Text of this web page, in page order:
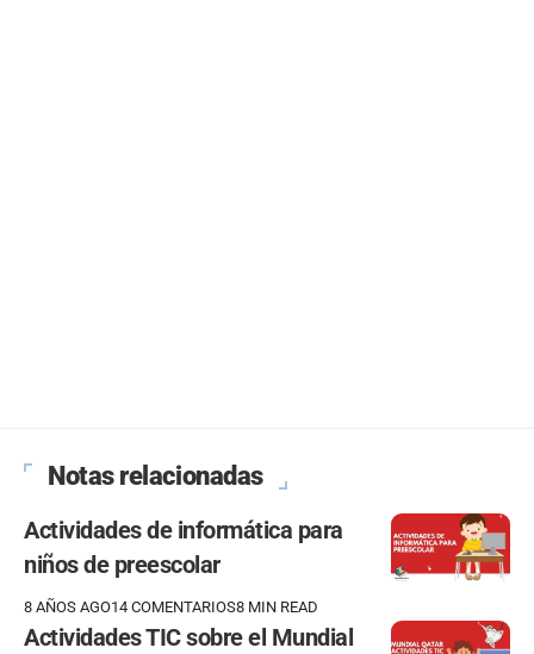
Notas relacionadas
Actividades de informática para
niños de preescolar
8 AÑOS AGO14 COMENTARIOS8 MIN READ
Actividades TIC sobre el Mundial